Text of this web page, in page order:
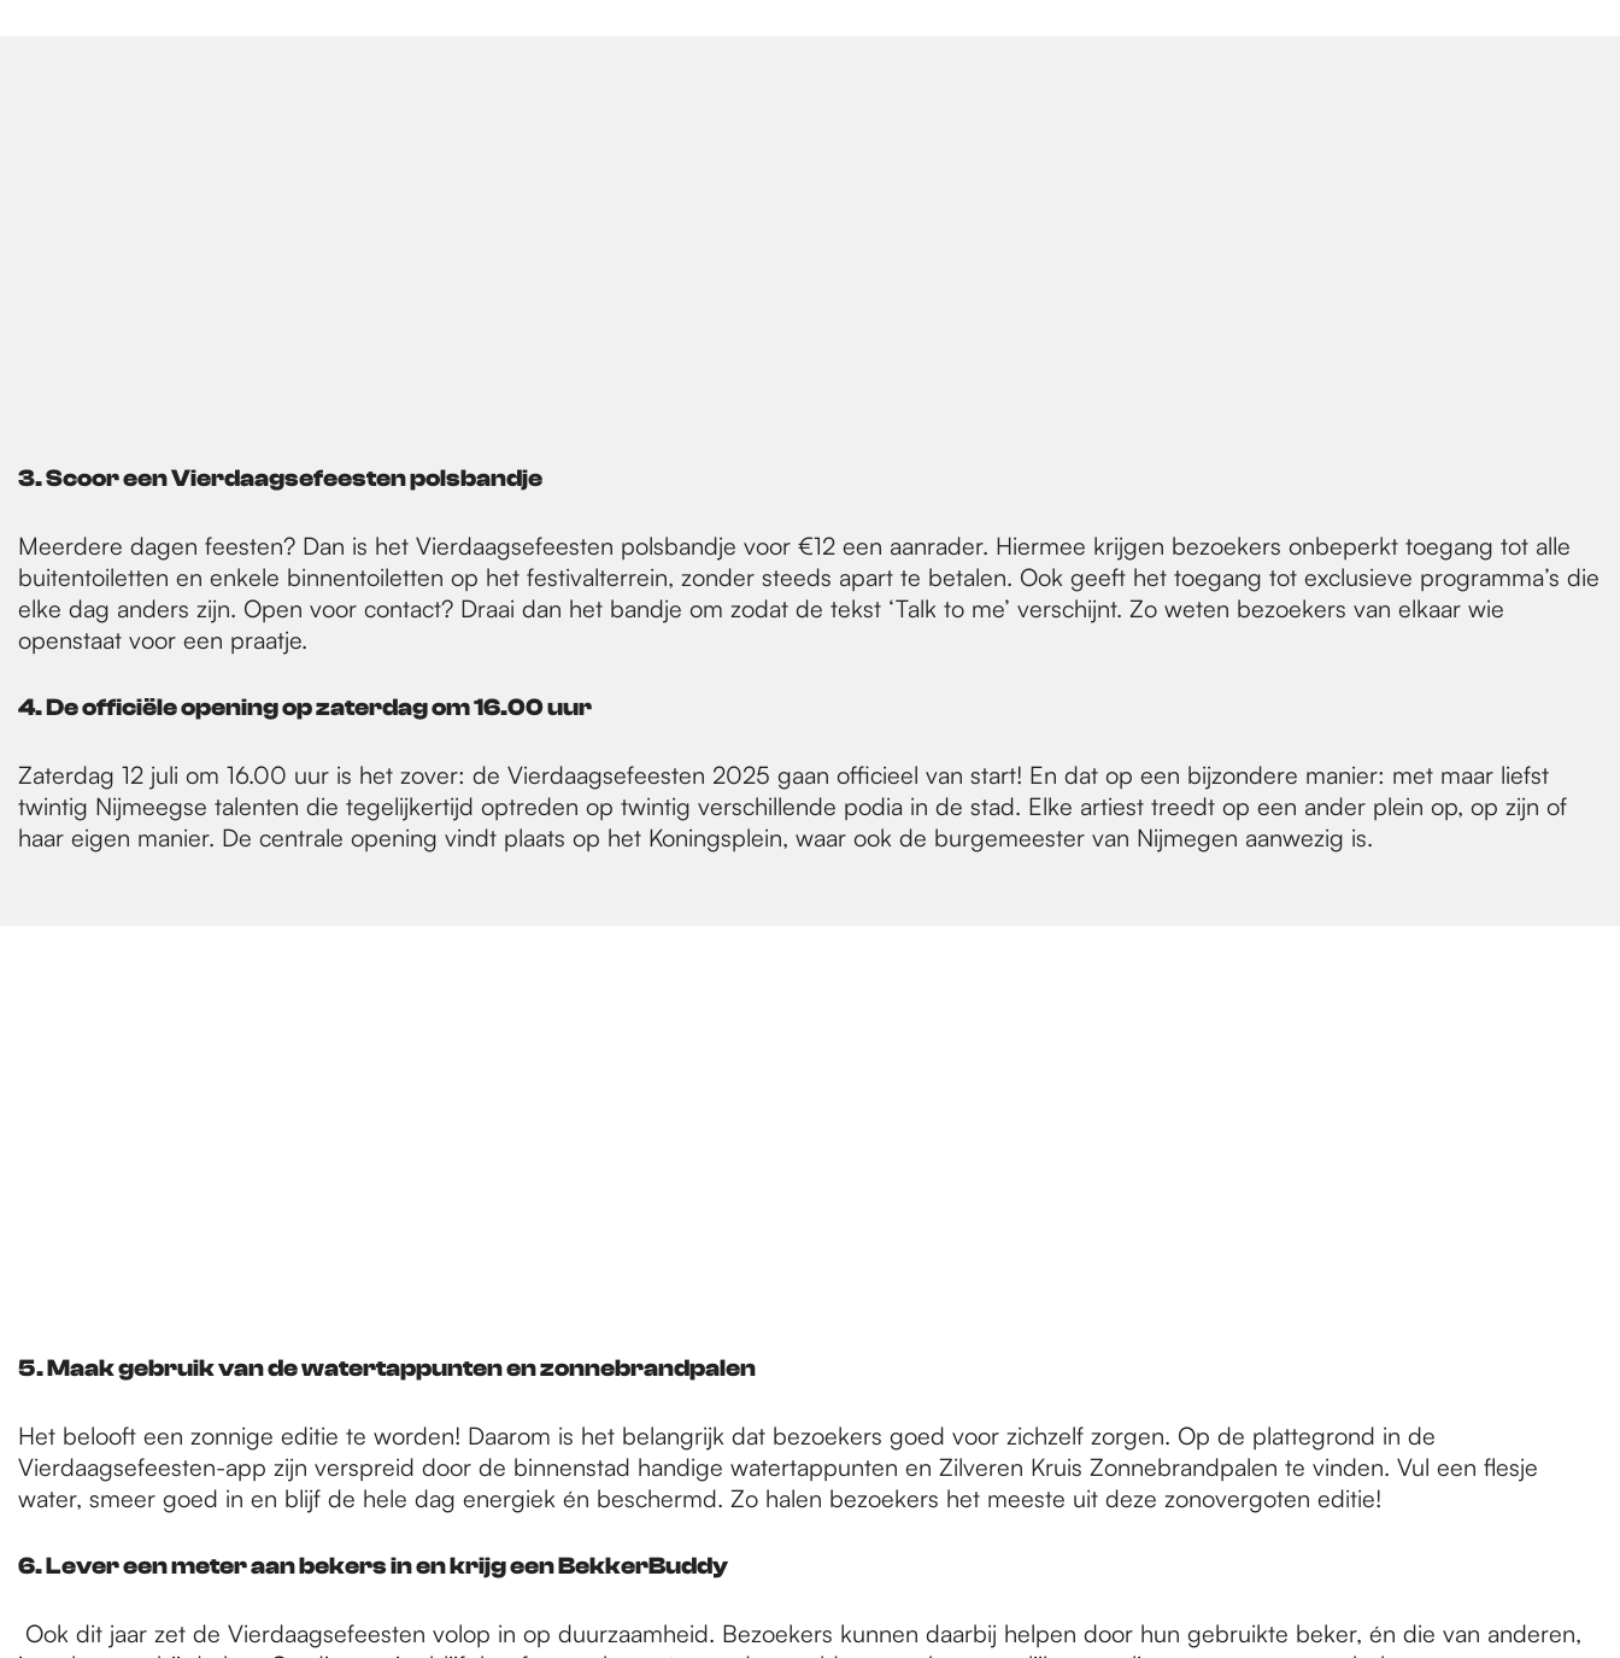
3. Scoor een Vierdaagsefeesten polsbandje
Meerdere dagen feesten? Dan is het Vierdaagsefeesten polsbandje voor €12 een aanrader. Hiermee krijgen bezoekers onbeperkt toegang tot alle
buitentoiletten en enkele binnentoiletten op het festivalterrein, zonder steeds apart te betalen. Ook geeft het toegang tot exclusieve programma’s die
elke dag anders zijn. Open voor contact? Draai dan het bandje om zodat de tekst ‘Talk to me’ verschijnt. Zo weten bezoekers van elkaar wie
openstaat voor een praatje.
4. De officiële opening op zaterdag om 16.00 uur
Zaterdag 12 juli om 16.00 uur is het zover: de Vierdaagsefeesten 2025 gaan officieel van start! En dat op een bijzondere manier: met maar liefst
twintig Nijmeegse talenten die tegelijkertijd optreden op twintig verschillende podia in de stad. Elke artiest treedt op een ander plein op, op zijn of
haar eigen manier. De centrale opening vindt plaats op het Koningsplein, waar ook de burgemeester van Nijmegen aanwezig is.
5. Maak gebruik van de watertappunten en zonnebrandpalen
Het belooft een zonnige editie te worden! Daarom is het belangrijk dat bezoekers goed voor zichzelf zorgen. Op de plattegrond in de
Vierdaagsefeesten-app zijn verspreid door de binnenstad handige watertappunten en Zilveren Kruis Zonnebrandpalen te vinden. Vul een flesje
water, smeer goed in en blijf de hele dag energiek én beschermd. Zo halen bezoekers het meeste uit deze zonovergoten editie!
6. Lever een meter aan bekers in en krijg een BekkerBuddy
Ook dit jaar zet de Vierdaagsefeesten volop in op duurzaamheid. Bezoekers kunnen daarbij helpen door hun gebruikte beker, én die van anderen,